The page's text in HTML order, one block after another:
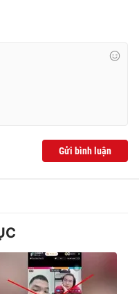
Gửi bình luận